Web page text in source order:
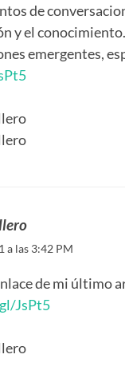
de
y el
emergentes,
a las 3:42 PM
de mi último
JsPt5